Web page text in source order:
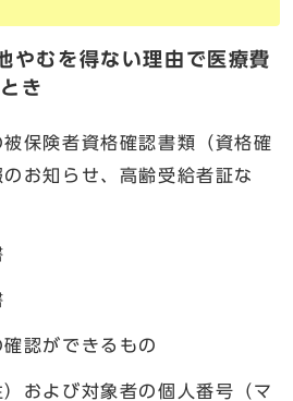
むを得ない理由で医療費
き
保険者資格確認書類（資格確
お知らせ、高齢受給者証な
認ができるもの
および対象者の個人番号（マ